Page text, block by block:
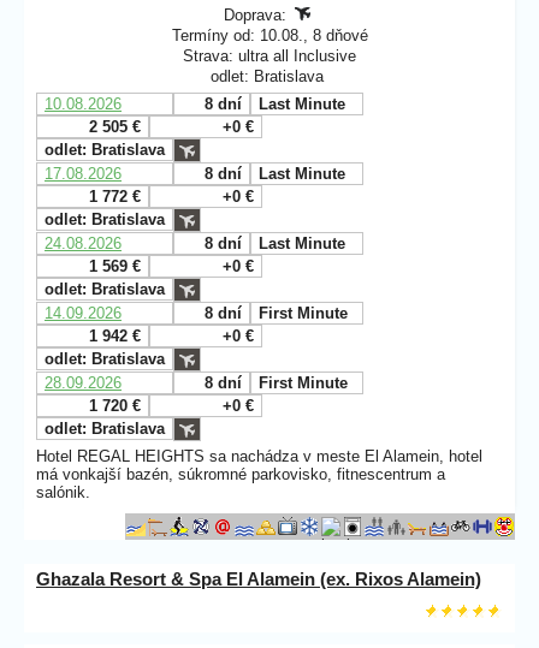
Doprava:
Termíny od: 10.08., 8 dňové
Strava: ultra all Inclusive
odlet: Bratislava
10.08.2026
8 dní
Last Minute
2 505 €
+0 €
odlet: Bratislava
17.08.2026
8 dní
Last Minute
1 772 €
+0 €
odlet: Bratislava
24.08.2026
8 dní
Last Minute
1 569 €
+0 €
odlet: Bratislava
14.09.2026
8 dní
First Minute
1 942 €
+0 €
odlet: Bratislava
28.09.2026
8 dní
First Minute
1 720 €
+0 €
odlet: Bratislava
Hotel REGAL HEIGHTS sa nachádza v meste El Alamein, hotel
má vonkajší bazén, súkromné parkovisko, fitnescentrum a
salónik.
Ghazala Resort & Spa El Alamein (ex. Rixos Alamein)